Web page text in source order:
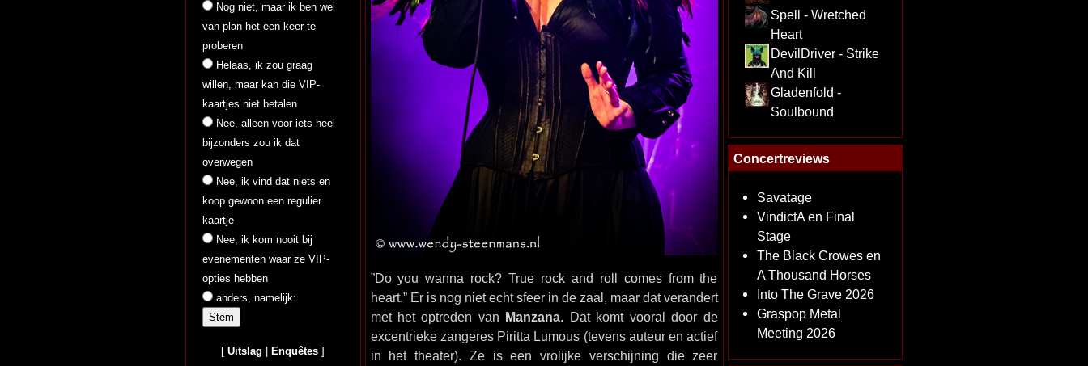
Nog niet, maar ik ben wel
van plan het een keer te
proberen
Helaas, ik zou graag
willen, maar kan die VIP-
kaartjes niet betalen
Nee, alleen voor iets heel
bijzonders zou ik dat
overwegen
Nee, ik vind dat niets en
koop gewoon een regulier
kaartje
Nee, ik kom nooit bij
evenementen waar ze VIP-
opties hebben
anders, namelijk:
[Uitslag Enquêtes ]
”Do you wanna rock? True rock and roll comes from the
heart.” Er is nog niet echt sfeer in de zaal, maar dat verandert
met het optreden van Manzana. Dat komt vooral door de
excentrieke zangeres Piritta Lumous (tevens auteur en actief
in het theater). Ze is een vrolijke verschijning die zeer
Spell - Wretched
Heart
DevilDriver - Strike
And Kill
Gladenfold -
Soulbound
Concertreviews
Savatage
VindictA en Final
Stage
The Black Crowes en
A Thousand Horses
Into The Grave 2026
Graspop Metal
Meeting 2026